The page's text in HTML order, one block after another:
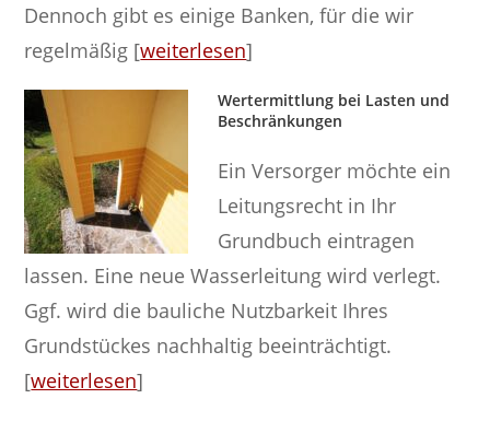
Dennoch gibt es einige Banken, für die wir
regelmäßig [weiterlesen]
Wertermittlung bei Lasten und
Beschränkungen
Ein Versorger möchte ein
Leitungsrecht in Ihr
Grundbuch eintragen
lassen. Eine neue Wasserleitung wird verlegt.
Ggf. wird die bauliche Nutzbarkeit Ihres
Grundstückes nachhaltig beeinträchtigt.
[weiterlesen]